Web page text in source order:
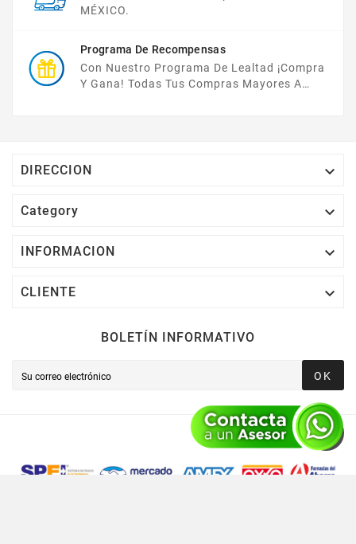
MÉXICO.
Programa De Recompensas
Con Nuestro Programa De Lealtad ¡compra
Y Gana! Todas Tus Compras Mayores A
DIRECCION 
Category 
INFORMACION 
CLIENTE 
BOLETÍN INFORMATIVO
OK